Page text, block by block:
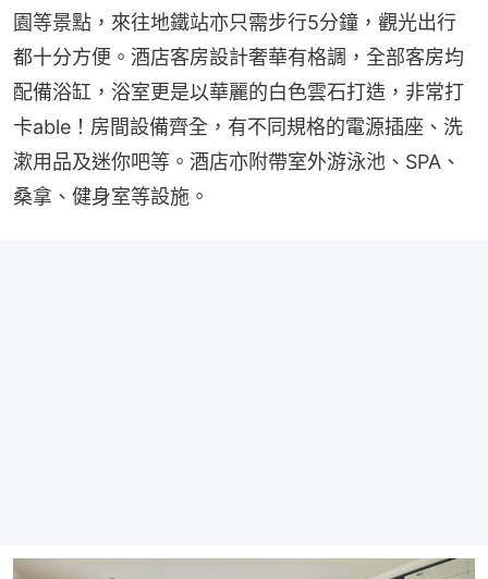
園等景點，來往地鐵站亦只需步行5分鐘，觀光出行
都十分方便。酒店客房設計奢華有格調，全部客房均
配備浴缸，浴室更是以華麗的白色雲石打造，非常打
卡able！房間設備齊全，有不同規格的電源插座、洗
漱用品及迷你吧等。酒店亦附帶室外游泳池、SPA、
桑拿、健身室等設施。